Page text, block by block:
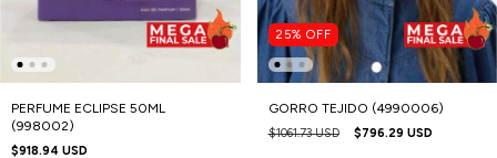
PERFUME ECLIPSE 50ML
(998002)
$918.94 USD
25% OFF
GORRO TEJIDO (4990006)
$1061.73 USD $796.29 USD